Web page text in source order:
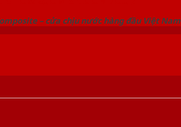
– cửa chịu nước hàng đầu Việt Nam